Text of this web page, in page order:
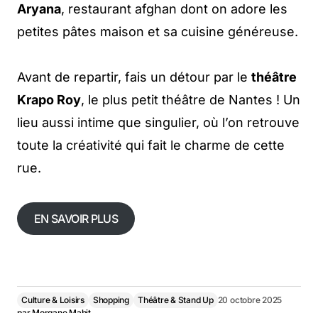
Aryana, restaurant afghan dont on adore les
petites pâtes maison et sa cuisine généreuse.
Avant de repartir, fais un détour par le théâtre
Krapo Roy, le plus petit théâtre de Nantes ! Un
lieu aussi intime que singulier, où l’on retrouve
toute la créativité qui fait le charme de cette
rue.
EN SAVOIR PLUS
Culture & Loisirs Shopping Théâtre & Stand Up 20 octobre 2025